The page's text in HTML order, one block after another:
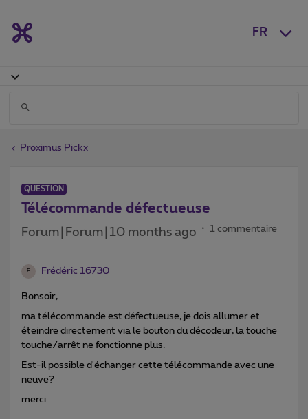
FR
Proximus Pickx
QUESTION
Télécommande défectueuse
Forum|Forum|10 months ago 1 commentaire
F Frédéric 16730
Bonsoir,
ma télécommande est défectueuse, je dois allumer et
éteindre directement via le bouton du décodeur, la touche
touche/arrêt ne fonctionne plus.
Est-il possible d'échanger cette télécommande avec une
neuve?
merci